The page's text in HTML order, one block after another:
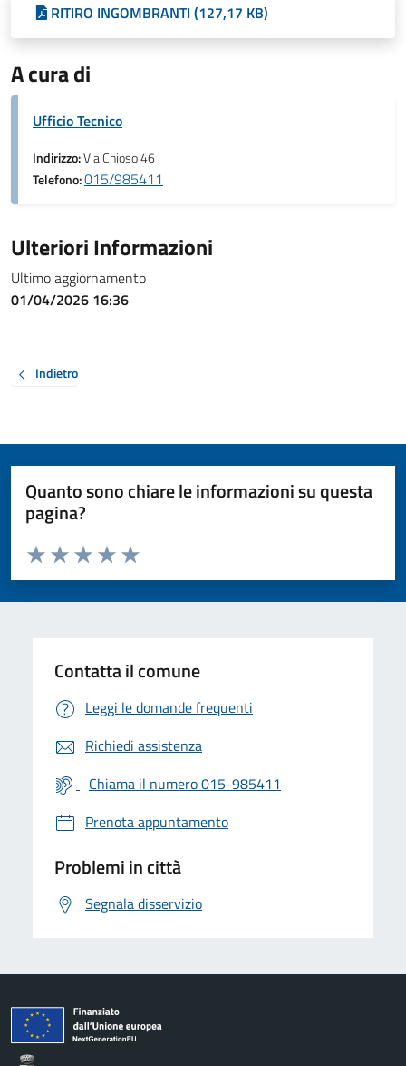
RITIRO INGOMBRANTI (127,17 KB)
A cura di
Ufficio Tecnico
Indirizzo:Via Chioso 46
Telefono:015/985411
Ulteriori Informazioni
Ultimo aggiornamento
01/04/2026 16:36
Indietro
Quanto sono chiare le informazioni su questa
pagina?
Valuta da 1 a 5 stelle la pagina
Valuta 5 stelle su 5
Valuta 4 stelle su 5
Valuta 3 stelle su 5
Valuta 2 stelle su 5
Valuta 1 stelle su 5
Contatta il comune
Leggi le domande frequenti
Richiedi assistenza
Chiama il numero 015-985411
Prenota appuntamento
Problemi in città
Segnala disservizio